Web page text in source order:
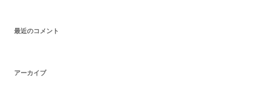
最近のコメント
アーカイブ